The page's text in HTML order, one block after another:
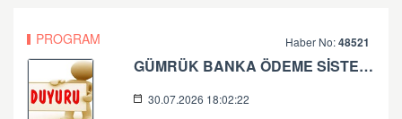
PROGRAM Haber No:48521
GÜMRÜK BANKA ÖDEME SİSTEMLERİ ZİRAAT BANKASI PLANLI ÇALIŞMA HK
30.07.2026 18:02:22